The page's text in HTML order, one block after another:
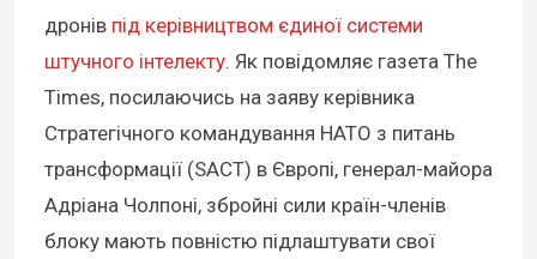
дронів під керівництвом єдиної системи
штучного інтелекту. Як повідомляє газета The
Times, посилаючись на заяву керівника
Стратегічного командування НАТО з питань
трансформації (SACT) в Європі, генерал-майора
Адріана Чолпоні, збройні сили країн-членів
блоку мають повністю підлаштувати свої